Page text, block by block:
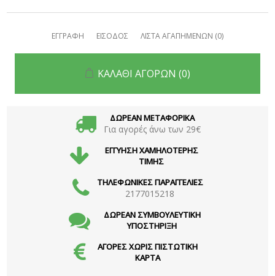
ΕΓΓΡΑΦΗ ΕΙΣΟΔΟΣ ΛΙΣΤΑ ΑΓΑΠΗΜΕΝΩΝ (0)
ΚΑΛΑΘΙ ΑΓΟΡΩΝ (0)
ΔΩΡΕΑΝ ΜΕΤΑΦΟΡΙΚΑ
Για αγορές άνω των 29€
ΕΓΓΥΗΣΗ ΧΑΜΗΛΟΤΕΡΗΣ
ΤΙΜΗΣ
ΤΗΛΕΦΩΝΙΚΕΣ ΠΑΡΑΓΓΕΛΙΕΣ
2177015218
ΔΩΡΕΑΝ ΣΥΜΒΟΥΛΕΥΤΙΚΗ
ΥΠΟΣΤΗΡΙΞΗ
ΑΓΟΡΕΣ ΧΩΡΙΣ ΠΙΣΤΩΤΙΚΗ
ΚΑΡΤΑ